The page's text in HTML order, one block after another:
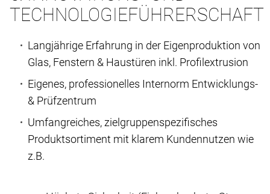
TECHNOLOGIEFÜHRERSCHAFT
Langjährige Erfahrung in der Eigenproduktion von
Glas, Fenstern & Haustüren inkl. Profilextrusion
Eigenes, professionelles Internorm Entwicklungs-
& Prüfzentrum
Umfangreiches, zielgruppenspezifisches
Produktsortiment mit klarem Kundennutzen wie
z.B.